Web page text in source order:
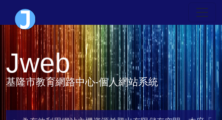
Jweb
基隆市教育網路中心-個人網站系統